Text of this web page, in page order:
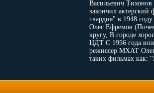
Васильевич Тихонов
закончил актерский
гвардия" в 1948
Олег Ефремов
кругу, В городе
ЦДТ C 1956 года
режиссер МХАТ Олег
таких фильмах как: